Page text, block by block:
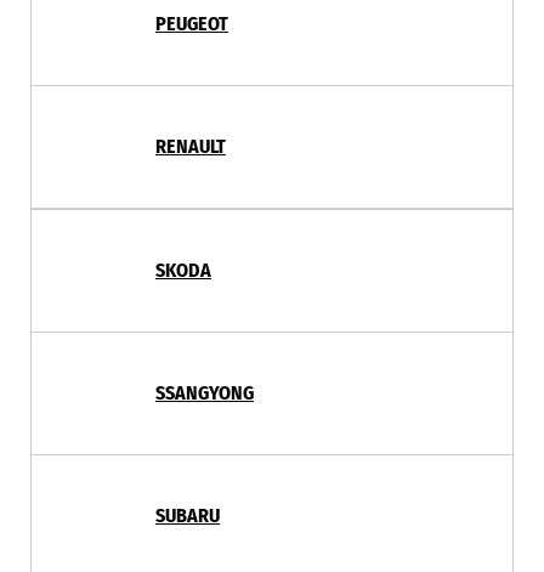
PEUGEOT
RENAULT
SKODA
SSANGYONG
SUBARU